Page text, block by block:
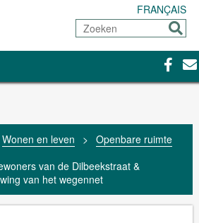
FRANÇAIS
Zoeken
Sturen
Wonen en leven > Openbare ruimte
van de Dilbeekstraat &
van het wegennet